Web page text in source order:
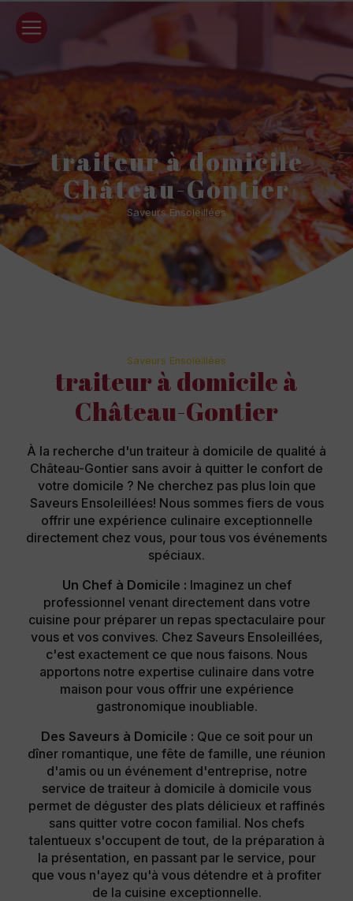
traiteur à domicile
Château-Gontier
Saveurs Ensoleillées
Saveurs Ensoleillées
traiteur à domicile à
Château-Gontier
À la recherche d'un traiteur à domicile de qualité à
Château-Gontier sans avoir à quitter le confort de
votre domicile ? Ne cherchez pas plus loin que
Saveurs Ensoleillées! Nous sommes fiers de vous
offrir une expérience culinaire exceptionnelle
directement chez vous, pour tous vos événements
spéciaux.
Un Chef à Domicile : Imaginez un chef
professionnel venant directement dans votre
cuisine pour préparer un repas spectaculaire pour
vous et vos convives. Chez Saveurs Ensoleillées,
c'est exactement ce que nous faisons. Nous
apportons notre expertise culinaire dans votre
maison pour vous offrir une expérience
gastronomique inoubliable.
Des Saveurs à Domicile : Que ce soit pour un
dîner romantique, une fête de famille, une réunion
d'amis ou un événement d'entreprise, notre
service de traiteur à domicile à domicile vous
permet de déguster des plats délicieux et raffinés
sans quitter votre cocon familial. Nos chefs
talentueux s'occupent de tout, de la préparation à
la présentation, en passant par le service, pour
que vous n'ayez qu'à vous détendre et à profiter
de la cuisine exceptionnelle.
Panneau de gestion des cookies